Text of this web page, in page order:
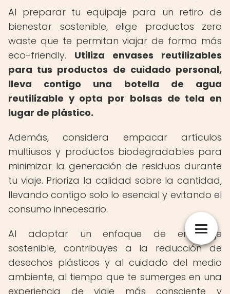
Al preparar tu equipaje para un retiro de
bienestar sostenible, elige productos zero
waste que te permitan viajar de forma más
eco-friendly. Utiliza envases reutilizables
para tus productos de cuidado personal,
lleva contigo una botella de agua
reutilizable y opta por bolsas de tela en
lugar de plástico.
Además, considera empacar artículos
multiusos y productos biodegradables para
minimizar la generación de residuos durante
tu viaje. Prioriza la calidad sobre la cantidad,
llevando contigo solo lo esencial y evitando el
consumo innecesario.
Al adoptar un enfoque de embalaje
sostenible, contribuyes a la reducción de
desechos plásticos y al cuidado del medio
ambiente, al tiempo que te sumerges en una
experiencia de viaje más consciente y